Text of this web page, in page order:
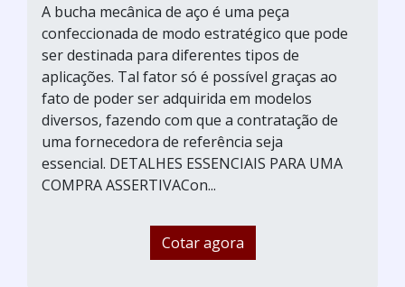
A bucha mecânica de aço é uma peça
confeccionada de modo estratégico que pode
ser destinada para diferentes tipos de
aplicações. Tal fator só é possível graças ao
fato de poder ser adquirida em modelos
diversos, fazendo com que a contratação de
uma fornecedora de referência seja
essencial. DETALHES ESSENCIAIS PARA UMA
COMPRA ASSERTIVACon...
Cotar agora